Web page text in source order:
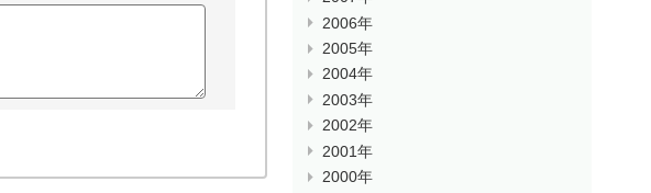
2006年
2005年
2004年
2003年
2002年
2001年
2000年